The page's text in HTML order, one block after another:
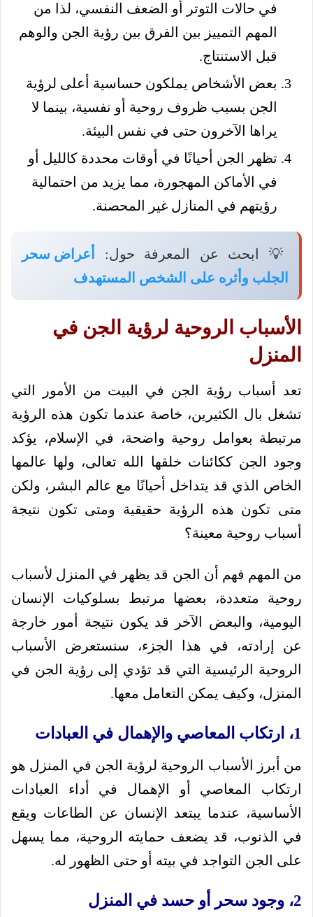
في حالات التوتر أو الضعف النفسي، لذا من
المهم التمييز بين الفرق بين رؤية الجن والوهم
قبل الاستنتاج.
بعض الأشخاص يملكون حساسية أعلى لرؤية
الجن بسبب ظروف روحية أو نفسية، بينما لا
يراها الآخرون حتى في نفس البيئة.
تظهر الجن أحيانًا في أوقات محددة كالليل أو
في الأماكن المهجورة، مما يزيد من احتمالية
رؤيتهم في المنازل غير المحصنة.
💡 ابحث عن المعرفة حول:
أعراض سحر
الجلب وأثره على الشخص المستهدف
الأسباب الروحية لرؤية الجن في
المنزل
تعد أسباب رؤية الجن في البيت من الأمور التي
تشغل بال الكثيرين، خاصة عندما تكون هذه الرؤية
مرتبطة بعوامل روحية واضحة، في الإسلام، يؤكد
وجود الجن ككائنات خلقها الله تعالى، ولها عالمها
الخاص الذي قد يتداخل أحيانًا مع عالم البشر، ولكن
متى تكون هذه الرؤية حقيقية ومتى تكون نتيجة
أسباب روحية معينة؟
من المهم فهم أن الجن قد يظهر في المنزل لأسباب
روحية متعددة، بعضها مرتبط بسلوكيات الإنسان
اليومية، والبعض الآخر قد يكون نتيجة أمور خارجة
عن إرادته، في هذا الجزء، سنستعرض الأسباب
الروحية الرئيسية التي قد تؤدي إلى رؤية الجن في
المنزل، وكيف يمكن التعامل معها.
1، ارتكاب المعاصي والإهمال في العبادات
من أبرز الأسباب الروحية لرؤية الجن في المنزل هو
ارتكاب المعاصي أو الإهمال في أداء العبادات
الأساسية، عندما يبتعد الإنسان عن الطاعات ويقع
في الذنوب، قد يضعف حمايته الروحية، مما يسهل
على الجن التواجد في بيته أو حتى الظهور له.
2، وجود سحر أو حسد في المنزل